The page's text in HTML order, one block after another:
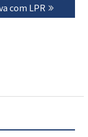
com LPR